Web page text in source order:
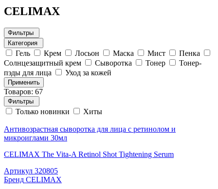
CELIMAX
Фильтры
Категория
Гель Крем Лосьон Маска Мист
Пенка
Солнцезащитный крем
Сыворотка Тонер
Тонер-
пэды для лица
Уход за кожей
Применить
Товаров: 67
Фильтры
Только новинки Хиты
Антивозрастная сыворотка для лица с ретинолом и
микроиглами 30мл
CELIMAX The Vita-A Retinol Shot Tightening Serum
Артикул 320805
Бренд CELIMAX